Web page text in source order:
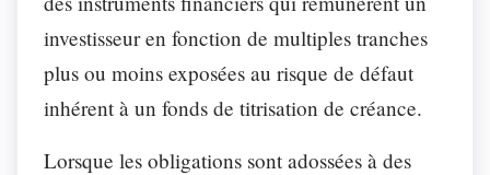
investisseur en fonction de multiples tranches
plus ou moins exposées au risque de défaut
inhérent à un fonds de titrisation de créance.
Lorsque les obligations sont adossées à des